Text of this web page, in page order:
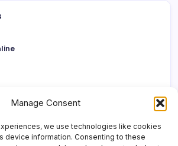
Manage Consent
we use technologies like cookies
device information. Consenting to these